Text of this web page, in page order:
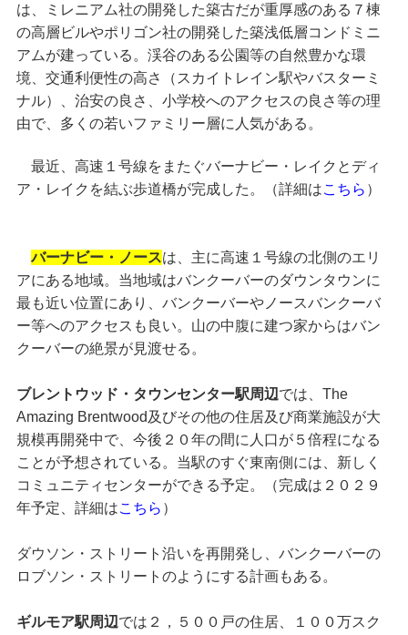
は、ミレニアム社の開発した築古だが重厚感のある７棟
の高層ビルやポリゴン社の開発した築浅低層コンドミニ
アムが建っている。渓谷のある公園等の自然豊かな環
境、交通利便性の高さ（スカイトレイン駅やバスターミ
ナル）、治安の良さ、小学校へのアクセスの良さ等の理
由で、多くの若いファミリー層に人気がある。
最近、高速１号線をまたぐバーナビー・レイクとディ
ア・レイクを結ぶ歩道橋が完成した。（詳細はこちら ）
バーナビー・ノースは、主に高速１号線の北側のエリ
アにある地域。当地域はバンクーバーのダウンタウンに
最も近い位置にあり、バンクーバーやノースバンクーバ
ー等へのアクセスも良い。山の中腹に建つ家からはバン
クーバーの絶景が見渡せる。
ブレントウッド・タウンセンター駅周辺では、The
Amazing Brentwood及びその他の住居及び商業施設が大
規模再開発中で、今後２０年の間に人口が５倍程になる
ことが予想されている。当駅のすぐ東南側には、新しく
コミュニティセンターができる予定。（完成は２０２９
年予定、詳細はこちら ）
ダウソン・ストリート沿いを再開発し、バンクーバーの
ロブソン・ストリートのようにする計画もある。
ギルモア駅周辺では２，５００戸の住居、１００万スク